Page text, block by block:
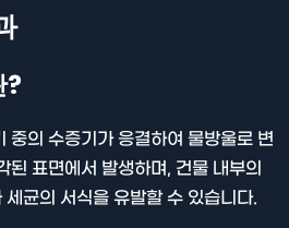
?
중의 수증기가 응결하여 물방울로 변
된 표면에서 발생하며, 건물 내부의
균의 서식을 유발할 수 있습니다.